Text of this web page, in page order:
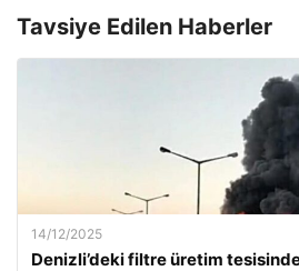
Tavsiye Edilen Haberler
14/12/2025
Denizli’deki filtre üretim tesisinde